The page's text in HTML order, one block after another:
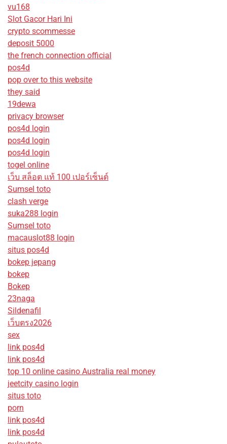
vu168
Slot Gacor Hari Ini
crypto scommesse
deposit 5000
the french connection official
pos4d
pop over to this website
they said
19dewa
privacy browser
pos4d login
pos4d login
pos4d login
togel online
เว็บ สล็อต แท้ 100 เปอร์เซ็นต์
Sumsel toto
clash verge
suka288 login
Sumsel toto
macauslot88 login
situs pos4d
bokep jepang
bokep
Bokep
23naga
Sildenafil
เว็บตรง2026
sex
link pos4d
link pos4d
top 10 online casino Australia real money
jeetcity casino login
situs toto
porn
link pos4d
link pos4d